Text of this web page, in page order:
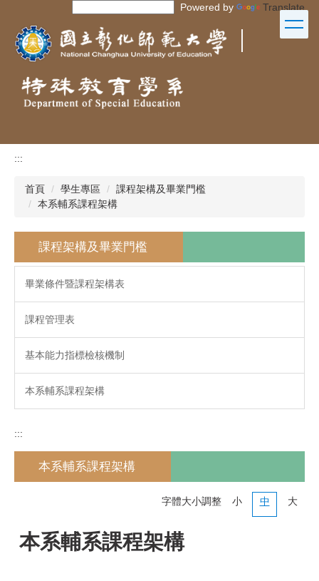
主
Powered by Translate
:::
首頁 學生專區
課程架構及畢業門檻
本系輔系課程架構
課程架構及畢業門檻
畢業條件暨課程架構表
課程管理表
基本能力指標檢核機制
本系輔系課程架構
:::
本系輔系課程架構
字體大小調整 小 中 大
本系輔系課程架構